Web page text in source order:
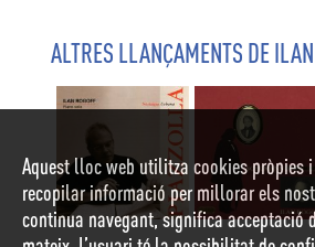
ALTRES LLANÇAMENTS DE
Aquest lloc web utilitza cookies pròpies
recopilar informació per millorar els
continua navegant, significa acceptació